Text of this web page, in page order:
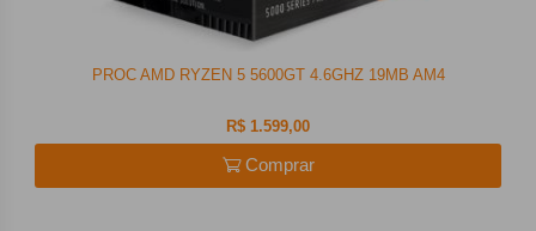
PROC AMD RYZEN 5 5600GT 4.6GHZ 19MB AM4
R$ 1.599,00
Comprar